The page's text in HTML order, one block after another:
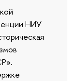
НИУ